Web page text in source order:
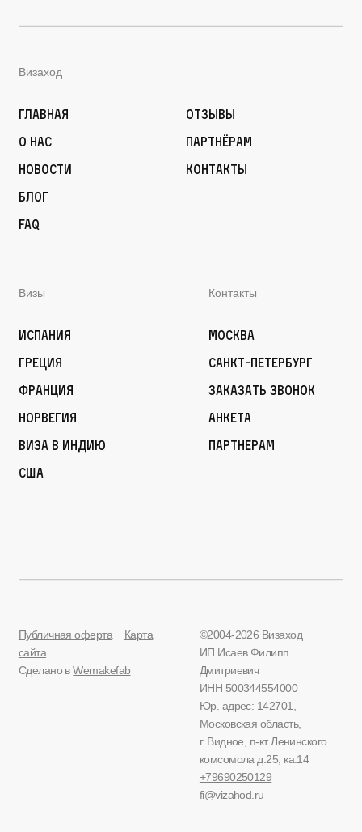
Визаход
Главная
О нас
Новости
Блог
FAQ
Отзывы
Партнёрам
Контакты
Визы
Испания
Греция
Франция
Норвегия
Виза в Индию
США
Контакты
Москва
Санкт-Петербург
Заказать звонок
Анкета
Партнерам
Публичная оферта
Карта
сайта
Сделано вWemakefab
©2004-2026 Визаход
ИП Исаев Филипп
Дмитриевич
ИНН 500344554000
Юр. адрес: 142701,
Московская область,
г. Видное, п-кт Ленинского
комсомола д.25, ка.14
+79690250129
fi@vizahod.ru